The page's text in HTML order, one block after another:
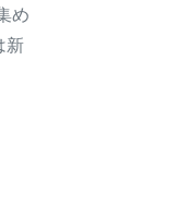
め
新